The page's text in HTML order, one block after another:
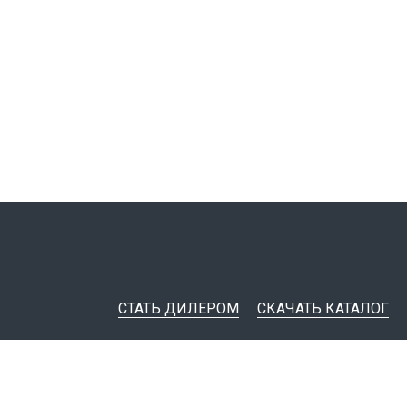
СТАТЬ ДИЛЕРОМ СКАЧАТЬ КАТАЛОГ